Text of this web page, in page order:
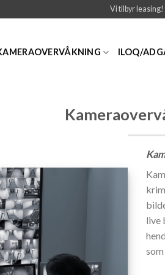
Vi tilbyr leasing!
ILOQ/
live